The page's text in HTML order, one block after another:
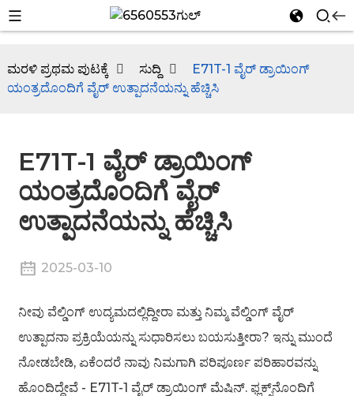
ಮರಳಿ ಪ್ರಥಮ ಪುಟಕ್ಕೆ ಸುದ್ದಿ
E71T-1 ವೈರ್ ಡ್ರಾಯಿಂಗ್
ಯಂತ್ರದೊಂದಿಗೆ ವೈರ್ ಉತ್ಪಾದನೆಯನ್ನು ಹೆಚ್ಚಿಸಿ
E71T-1 ವೈರ್ ಡ್ರಾಯಿಂಗ್
ಯಂತ್ರದೊಂದಿಗೆ ವೈರ್
ಉತ್ಪಾದನೆಯನ್ನು ಹೆಚ್ಚಿಸಿ
2025-03-10
ನೀವು ವೆಲ್ಡಿಂಗ್ ಉದ್ಯಮದಲ್ಲಿದ್ದೀರಾ ಮತ್ತು ನಿಮ್ಮ ವೆಲ್ಡಿಂಗ್ ವೈರ್
ಉತ್ಪಾದನಾ ಪ್ರಕ್ರಿಯೆಯನ್ನು ಸುಧಾರಿಸಲು ಬಯಸುತ್ತೀರಾ? ಇನ್ನು ಮುಂದೆ
ನೋಡಬೇಡಿ, ಏಕೆಂದರೆ ನಾವು ನಿಮಗಾಗಿ ಪರಿಪೂರ್ಣ ಪರಿಹಾರವನ್ನು
ಹೊಂದಿದ್ದೇವೆ - E71T-1 ವೈರ್ ಡ್ರಾಯಿಂಗ್ ಮೆಷಿನ್. ಫ್ಲಕ್ಸ್‌ನೊಂದಿಗೆ